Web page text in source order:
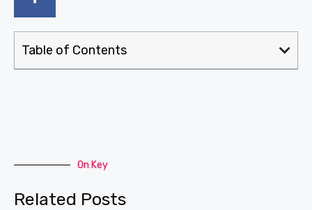
Table of Contents
On Key
Related Posts